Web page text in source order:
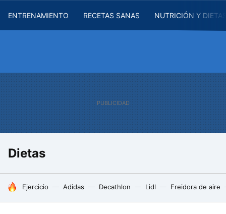
ENTRENAMIENTO RECETAS SANAS NUTRICIÓN Y
Dietas
HOY SE HABLA DE
Ejercicio Adidas Decathlon Lidl Freidora de aire